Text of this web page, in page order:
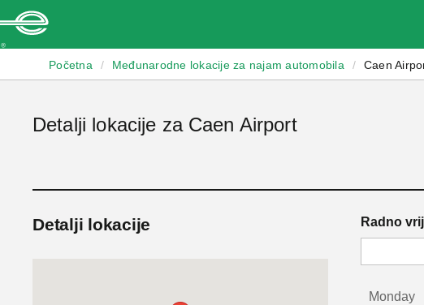
Početna / Međunarodne lokacije za najam automobila / Caen
Detalji lokacije za Caen Airport
Detalji lokacije Radno
Monday